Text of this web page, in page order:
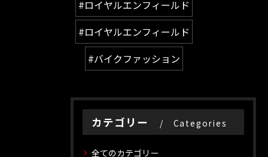
#ロイヤルエンフィールド
#ロイヤルエンフィールド
#バイクファッション
カテゴリー Categories
全てのカテゴリー